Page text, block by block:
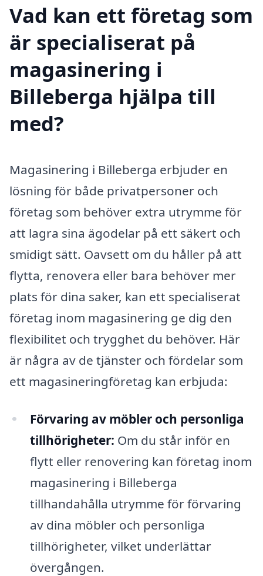
Vad kan ett företag som
är specialiserat på
magasinering i
Billeberga hjälpa till
med?
Magasinering i Billeberga erbjuder en
lösning för både privatpersoner och
företag som behöver extra utrymme för
att lagra sina ägodelar på ett säkert och
smidigt sätt. Oavsett om du håller på att
flytta, renovera eller bara behöver mer
plats för dina saker, kan ett specialiserat
företag inom magasinering ge dig den
flexibilitet och trygghet du behöver. Här
är några av de tjänster och fördelar som
ett magasineringföretag kan erbjuda:
Förvaring av möbler och personliga
tillhörigheter: Om du står inför en
flytt eller renovering kan företag inom
magasinering i Billeberga
tillhandahålla utrymme för förvaring
av dina möbler och personliga
tillhörigheter, vilket underlättar
övergången.